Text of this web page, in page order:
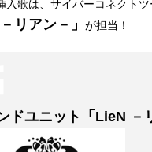
入歌は、サイバーコネクト
リアン－」 が担当！
ドユニット「LieN －